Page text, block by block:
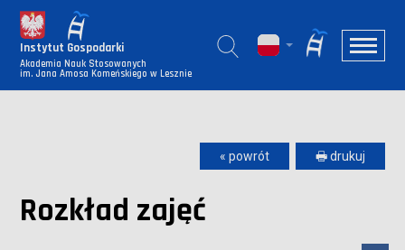
Instytut Gospodarki
Akademia Nauk Stosowanych
im. Jana Amosa Komeńskiego w Lesznie
« powrót 🖶 drukuj
Rozkład zajęć